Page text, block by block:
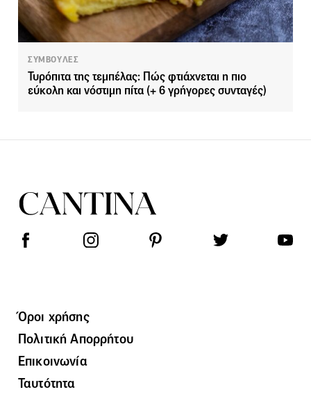
ΣΥΜΒΟΥΛΕΣ
Τυρόπιτα της τεμπέλας: Πώς φτιάχνεται η πιο
εύκολη και νόστιμη πίτα (+ 6 γρήγορες συνταγές)
Όροι χρήσης
Πολιτική Απορρήτου
Επικοινωνία
Ταυτότητα